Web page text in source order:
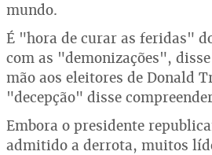
mundo.
É "hora de curar as feridas"
com as "demonizações",
mão aos eleitores de Donald
"decepção" disse
Embora o presidente
admitido a derrota, muitos